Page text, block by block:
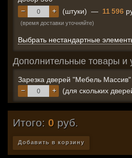
+
− (штуки) — 11 596
(время доставки уточняйте)
Выбрать нестандартные
Дополнительные товары и
Зарезка дверей "Мебель
+
− (для скольких
Итого: 0 руб.
Добавить в корзину